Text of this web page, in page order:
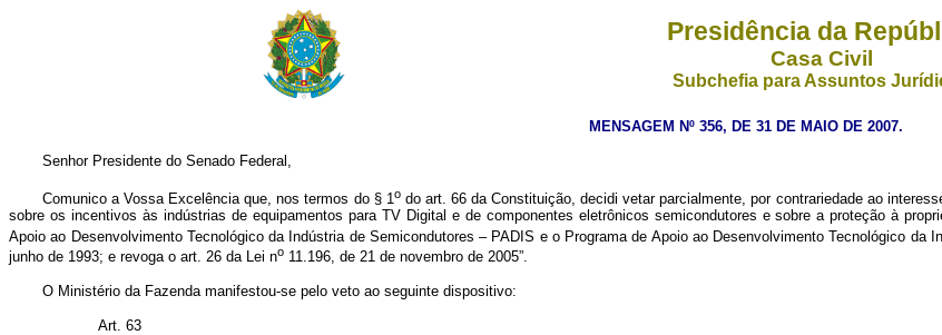
Presidência da
Casa Civil
Subchefia para Assuntos
MENSAGEM Nº 356, DE 31 DE MAIO DE 2007.
Senhor Presidente do Senado Federal,
Comunico a Vossa Excelência que, nos termos do § 1odo art. 66 da Constituição, decidi vetar parcialmente, por contrariedade ao
sobre os incentivos às indústrias de equipamentos para TV Digital e de componentes eletrônicos semicondutores e sobre a proteção à
Apoio ao Desenvolvimento Tecnológico da Indústria de Semicondutores – PADIS e o Programa de Apoio ao Desenvolvimento Tecnológico da
junho de 1993; e revoga o art. 26 da Lei no 11.196, de 21 de novembro de 2005”.
O Ministério da Fazenda manifestou-se pelo veto ao seguinte dispositivo:
Art. 63